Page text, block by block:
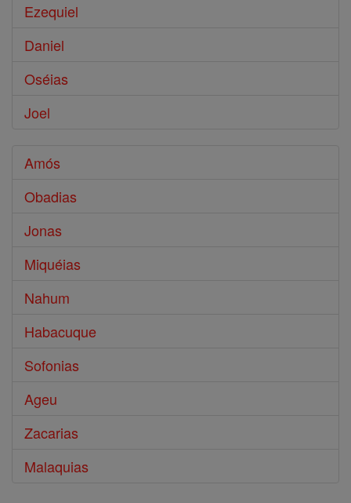
Ezequiel
Daniel
Oséias
Joel
Amós
Obadias
Jonas
Miquéias
Nahum
Habacuque
Sofonias
Ageu
Zacarias
Malaquias